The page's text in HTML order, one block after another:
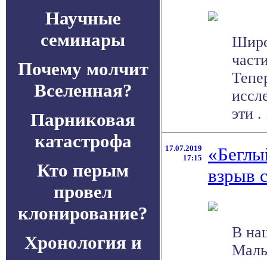
Научные
семинары
Почему молчит
Вселенная?
Парниковая
катастрофа
Кто перым
провел
клонирование?
Хронология и
эти .
17.07.2019
17:15
взрыв
В